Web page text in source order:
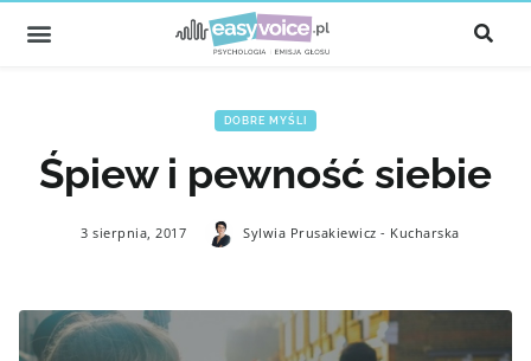
DOBRE MYŚLI
Śpiew i pewność siebie
3 sierpnia, 2017 Sylwia Prusakiewicz - Kucharska